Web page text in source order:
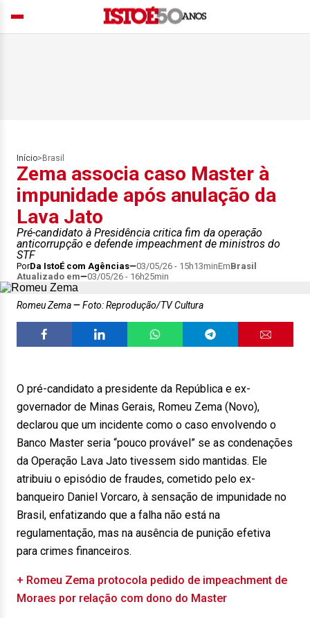
Início> Brasil
Zema associa caso Master à
impunidade após anulação da
Lava Jato
Pré-candidato à Presidência critica fim da operação
anticorrupção e defende impeachment de ministros do
STF
PorDa IstoÉ com Agências 03/05/26 - 15h13minEmBrasil
Atualizado em
03/05/26 - 16h25min
Romeu Zema Foto: Reprodução/TV Cultura
O pré-candidato a presidente da República e ex-
governador de Minas Gerais, Romeu Zema (Novo),
declarou que um incidente como o caso envolvendo o
Banco Master seria “pouco provável” se as condenações
da Operação Lava Jato tivessem sido mantidas. Ele
atribuiu o episódio de fraudes, cometido pelo ex-
banqueiro Daniel Vorcaro, à sensação de impunidade no
Brasil, enfatizando que a falha não está na
regulamentação, mas na ausência de punição efetiva
para crimes financeiros.
+ Romeu Zema protocola pedido de impeachment de
Moraes por relação com dono do Master